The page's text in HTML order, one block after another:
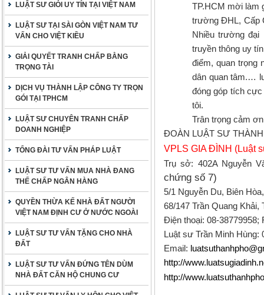
LUẬT SƯ GIỎI UY TÍN TẠI VIỆT NAM
LUẬT SƯ TẠI SÀI GÒN VIỆT NAM TƯ
VẤN CHO VIỆT KIỀU
GIẢI QUYẾT TRANH CHẤP BẰNG
TRỌNG TÀI
DỊCH VỤ THÀNH LẬP CÔNG TY TRỌN
GÓI TẠI TPHCM
LUẬT SƯ CHUYÊN TRANH CHẤP
DOANH NGHIỆP
TỔNG ĐÀI TƯ VẤN PHÁP LUẬT
LUẬT SƯ TƯ VẤN MUA NHÀ ĐANG
THẾ CHẤP NGÂN HÀNG
QUYỀN THỪA KẾ NHÀ ĐẤT NGƯỜI
VIỆT NAM ĐỊNH CƯ Ở NƯỚC NGOÀI
LUẬT SƯ TƯ VẤN TẶNG CHO NHÀ
ĐẤT
LUẬT SƯ TƯ VẤN ĐỨNG TÊN DÙM
NHÀ ĐẤT CĂN HỘ CHUNG CƯ
TP.HCM mời làm
trường ĐHL, Cấp
Nhiều trường đại
truyền thông uy
điểm, quan trọng
dân quan tâm.…
đóng góp tích
tôi.
Trân trọng cảm
ĐOÀN LUẬT SƯ
VPLS GIA ĐÌNH (Luật
Trụ sở: 402A Nguyễn
chứng số 7)
5/1 Nguyễn Du, Biên
68/147 Trần Quang
Điện thoại: 08-38779958;
Luật sư Trần Minh Hùng:
Email:
http://
http://